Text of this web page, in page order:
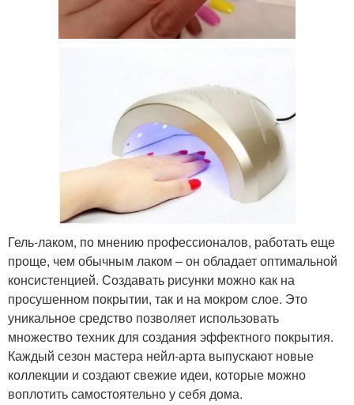
Гель-лаком, по мнению профессионалов, работать еще
проще, чем обычным лаком – он обладает оптимальной
консистенцией. Создавать рисунки можно как на
просушенном покрытии, так и на мокром слое. Это
уникальное средство позволяет использовать
множество техник для создания эффектного покрытия.
Каждый сезон мастера нейл-арта выпускают новые
коллекции и создают свежие идеи, которые можно
воплотить самостоятельно у себя дома.